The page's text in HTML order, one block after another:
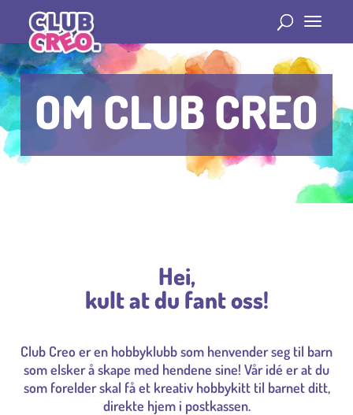
OM CLUB CREO
Hei,
kult at du fant oss!
Club Creo er en hobbyklubb som henvender seg til barn
som elsker å skape med hendene sine! Vår idé er at du
som forelder skal få et kreativ hobbykitt til barnet ditt,
direkte hjem i postkassen.